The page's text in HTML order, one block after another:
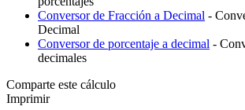
Conversor de Fracción a Decimal -
Decimal
Conversor de porcentaje a decimal -
decimales
Comparte este cálculo
Imprimir